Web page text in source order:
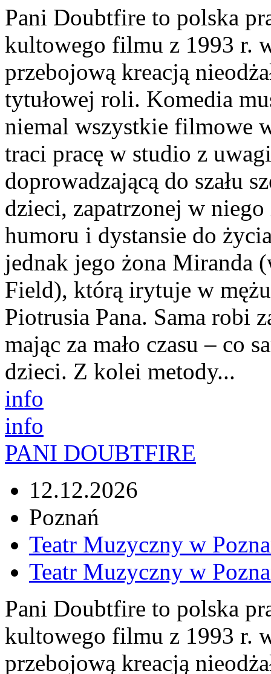
Pani Doubtfire to polska
kultowego filmu z 1993 r.
przebojową kreacją
tytułowej roli. Komedia
niemal wszystkie filmowe
traci pracę w studio z
doprowadzającą do szału
dzieci, zapatrzonej w
humoru i dystansie do
jednak jego żona Miranda
Field), którą irytuje w
Piotrusia Pana. Sama robi
mając za mało czasu – co
dzieci. Z kolei metody...
info
info
PANI DOUBTFIRE
12.12.2026
Poznań
Teatr Muzyczny w
Teatr Muzyczny w
Pani Doubtfire to polska
kultowego filmu z 1993 r.
przebojową kreacją